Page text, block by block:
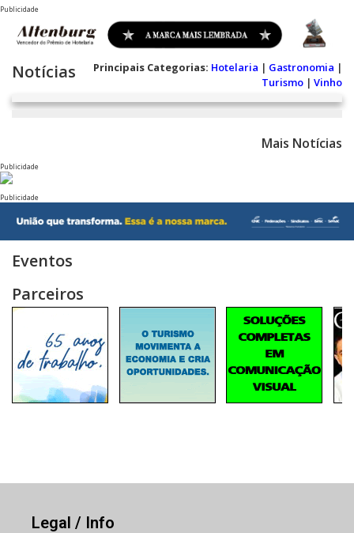
Publicidade
Notícias Principais Categorias: Hotelaria | Gastronomia |
Turismo | Vinho
Mais Notícias
Publicidade
Publicidade
Eventos
Parceiros
Legal / Info